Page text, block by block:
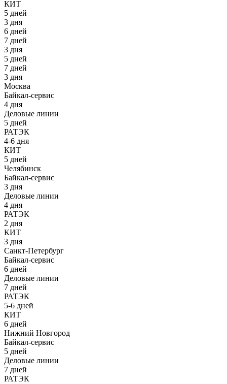
КИТ
5 дней
3 дня
6 дней
7 дней
3 дня
5 дней
7 дней
3 дня
Москва
Байкал-сервис
4 дня
Деловые линии
5 дней
РАТЭК
4-6 дня
КИТ
5 дней
Челябинск
Байкал-сервис
3 дня
Деловые линии
4 дня
РАТЭК
2 дня
КИТ
3 дня
Санкт-Петербург
Байкал-сервис
6 дней
Деловые линии
7 дней
РАТЭК
5-6 дней
КИТ
6 дней
Нижний Новгород
Байкал-сервис
5 дней
Деловые линии
7 дней
РАТЭК